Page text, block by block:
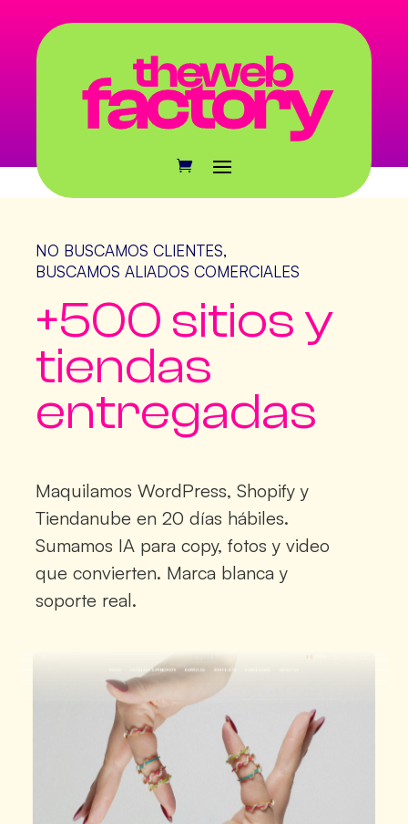
NO BUSCAMOSCLIENTES,
BUSCAMOSALIADOS COMERCIALES
+500 sitios y
tiendas
entregadas
MaquilamosWordPress, Shopify y
Tiendanube en20 días hábiles.
Sumamos IA para copy, fotos y video
que convierten. Marca blanca y
soporte real.